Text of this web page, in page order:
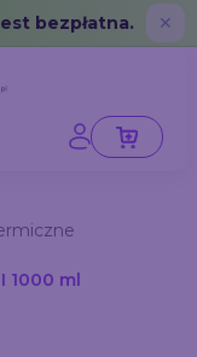
bezpłatna. ✕
1000 ml